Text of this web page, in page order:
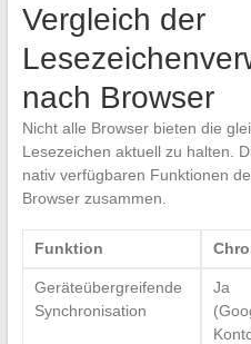
Vergleich der
nach Browser
Nicht alle Browser bieten die
Lesezeichen aktuell zu halten.
nativ verfügbaren Funktionen
Browser zusammen.
Funktion
Geräteübergreifende
Synchronisation
Ja